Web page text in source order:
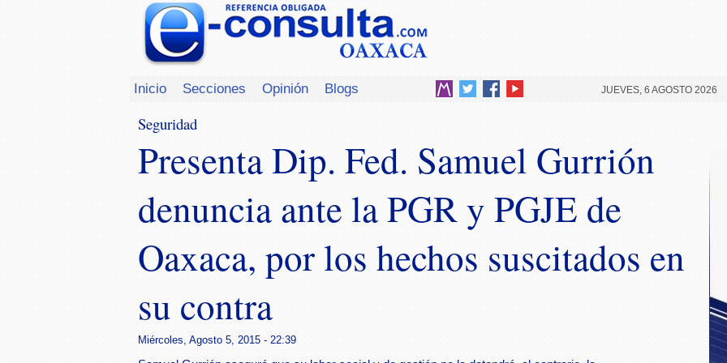
Inicio Secciones Opinión Blogs JUEVES, 6 AGOSTO 2026
Seguridad
Presenta Dip. Fed. Samuel Gurrión
denuncia ante la PGR y PGJE de
Oaxaca, por los hechos suscitados en
su contra
Miércoles, Agosto 5, 2015 - 22:39